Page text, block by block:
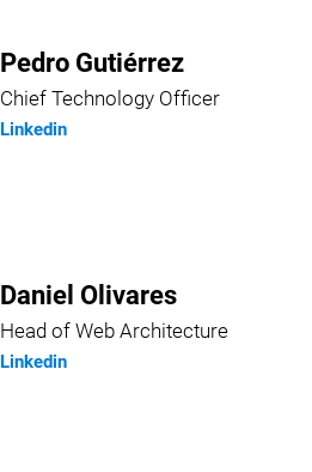
Pedro Gutiérrez
Chief Technology Officer
Linkedin
Daniel Olivares
Head of Web Architecture
Linkedin